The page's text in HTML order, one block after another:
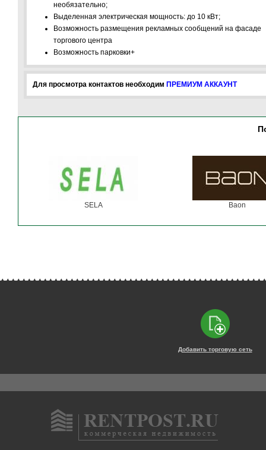
необязательно;
Выделенная электрическая мощность: до 10 кВт;
Возможность размещения рекламных сообщений на фасаде
торгового центра
Возможность парковки+
Для просмотра контактов необходим ПРЕМИУМ АККАУНТ
SELA Baon
Добавить торговую сеть